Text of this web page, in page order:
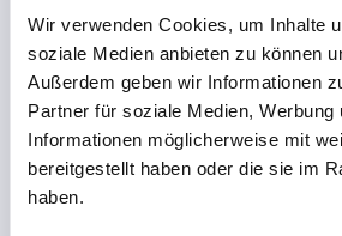
Wir verwenden Cookies, um Inhalte
soziale Medien anbieten zu können
Außerdem geben wir Informationen
Partner für soziale Medien,
Informationen möglicherweise mit
bereitgestellt haben oder die sie im
haben.
NA
Notion AI